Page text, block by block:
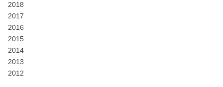
2018
2017
2016
2015
2014
2013
2012